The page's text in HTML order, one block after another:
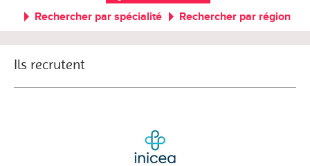
Rechercher par spécialité Rechercher par région
Ils recrutent